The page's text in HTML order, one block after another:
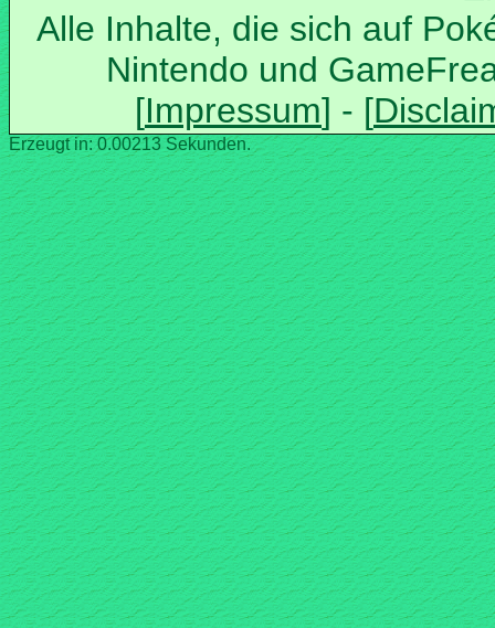
Alle Inhalte, die sich auf
Nintendo und
Erzeugt in: 0.00213 Sekunden.